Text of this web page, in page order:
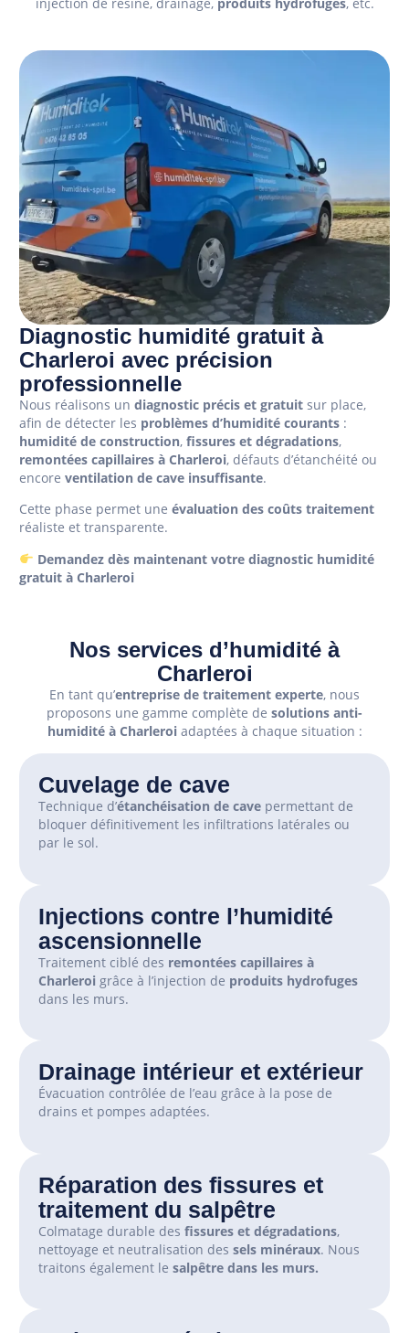
injection de résine, drainage, produits hydrofuges, etc.
Diagnostic humidité gratuit à
Charleroi avec précision
professionnelle
Nous réalisons un diagnostic précis et gratuit sur place,
afin de détecter les problèmes d’humidité courants :
humidité de construction, fissures et dégradations,
remontées capillaires à Charleroi, défauts d’étanchéité ou
encore ventilation de cave insuffisante.
Cette phase permet une évaluation des coûts traitement
réaliste et transparente.
Demandez dès maintenant votre diagnostic humidité
gratuit à Charleroi
Nos services d’humidité à
Charleroi
En tant qu’entreprise de traitement experte, nous
proposons une gamme complète de solutions anti-
humidité à Charleroiadaptées à chaque situation :
Cuvelage de cave
Technique d’étanchéisation de cave permettant de
bloquer définitivement les infiltrations latérales ou
par le sol.
Injections contre l’humidité
ascensionnelle
Traitement ciblé des remontées capillaires à
Charleroi grâce à l’injection de produits hydrofuges
dans les murs.
Drainage intérieur et extérieur
Évacuation contrôlée de l’eau grâce à la pose de
drains et pompes adaptées.
Réparation des fissures et
traitement du salpêtre
Colmatage durable des fissures et dégradations,
nettoyage et neutralisation des sels minéraux. Nous
traitons également le salpêtre dans les murs.